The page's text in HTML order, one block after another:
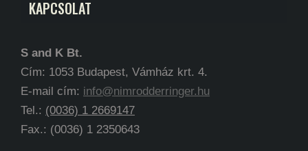
KAPCSOLAT
S and K Bt.
Cím: 1053 Budapest, Vámház krt. 4.
E-mail cím: info@nimrodderringer.hu
Tel.: (0036) 1 2669147
Fax.: (0036) 1 2350643